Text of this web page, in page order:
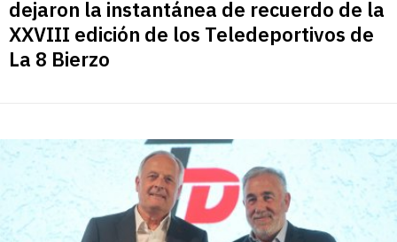
dejaron la instantánea de recuerdo de la
XXVIII edición de los Teledeportivos de
La 8 Bierzo